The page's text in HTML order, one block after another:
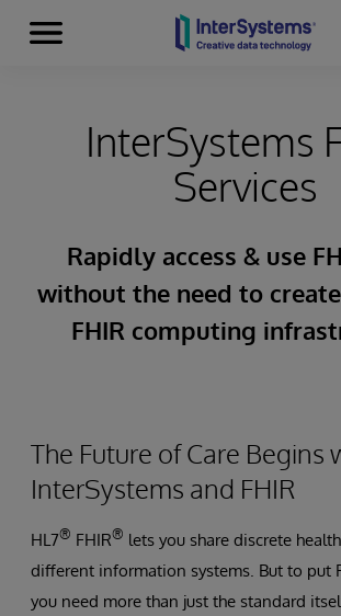
Skip to content
Menu
InterSystems
Services
Rapidly access & use
without the need to
FHIR computing
The Future of Care Begins
InterSystems and FHIR
HL7® FHIR® lets you share discrete
different information systems. But to put
you need more than just the standard